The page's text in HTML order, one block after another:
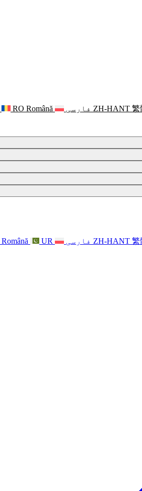
ZH-HANT 繁 فارسی RO Română
ZH-HANT 繁 فارسی Română UR